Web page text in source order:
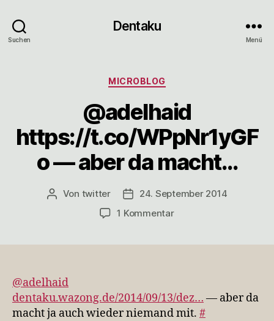
Suchen
Dentaku
Menü
Kategorien
MICROBLOG
@adelhaid
https://t.co/WPpNr1yGF
o — aber da macht…
Beitragsautor
Von twitter Veröffentlichungsdatum
24. September 2014
1 Kommentarzu
macht…
@adelhaid
dentaku.wazong.de/2014/09/13/dez… — aber da
macht ja auch wieder niemand mit. #